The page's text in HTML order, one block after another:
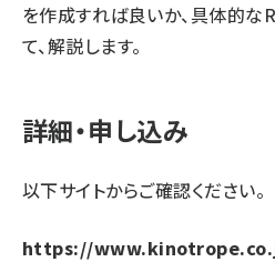
を作成すれば良いか、具体的な
て、解説します。
詳細・申し込み
以下サイトからご確認ください。
https://